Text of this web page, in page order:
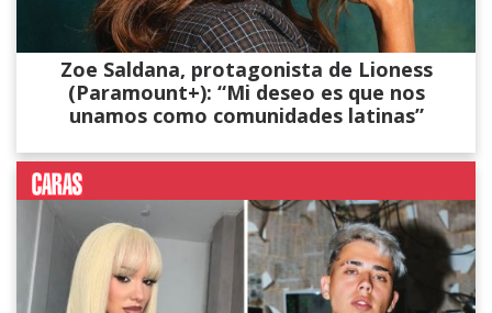
Zoe Saldana, protagonista de Lioness
(Paramount+): “Mi deseo es que nos
unamos como comunidades latinas”